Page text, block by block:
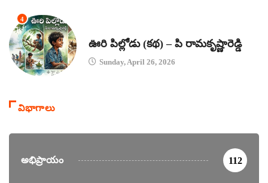
4
ఊరి పిల్లోడు (కథ) – పి రామకృష్ణారెడ్డి
Sunday, April 26, 2026
విభాగాలు
అభిప్రాయం 112